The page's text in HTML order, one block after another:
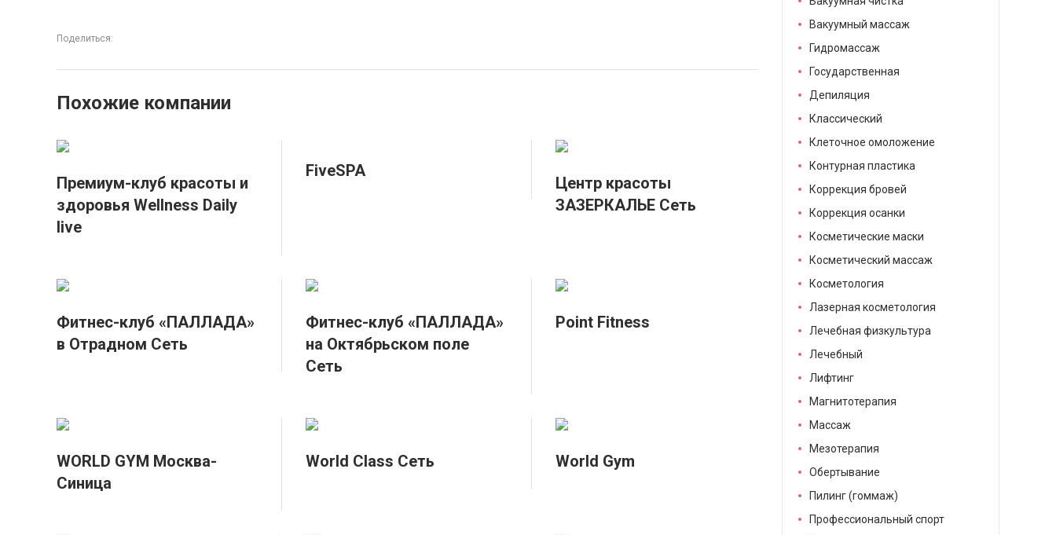
Поделиться:
Похожие компании
Премиум-клуб красоты и
здоровья Wellness Daily
live
FiveSPA
Центр красоты
ЗАЗЕРКАЛЬЕ Сеть
Фитнес-клуб «ПАЛЛАДА»
в Отрадном Сеть
Фитнес-клуб «ПАЛЛАДА»
на Октябрьском поле
Сеть
Point Fitness
WORLD GYM Москва-
Синица
World Class Сеть World Gym
Вакуумный массаж
Гидромассаж
Государственная
Депиляция
Классический
Клеточное омоложение
Контурная пластика
Коррекция бровей
Коррекция осанки
Косметические маски
Косметический массаж
Косметология
Лазерная косметология
Лечебная физкультура
Лечебный
Лифтинг
Магнитотерапия
Массаж
Мезотерапия
Обертывание
Пилинг (гоммаж)
Профессиональный спорт